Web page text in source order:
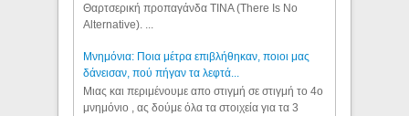
Θαρτσερική προπαγάνδα TINA (There Is No
Alternative). ...
Μνημόνια: Ποια μέτρα επιβλήθηκαν, ποιοι μας
δάνεισαν, πού πήγαν τα λεφτά...
Μιας και περιμένουμε απο στιγμή σε στιγμή το 4ο
μνημόνιο , ας δούμε όλα τα στοιχεία για τα 3